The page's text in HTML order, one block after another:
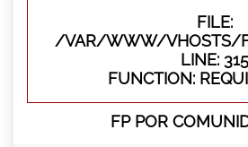
FILE:
/VAR/WWW/VHOSTS/
LINE: 315
FUNCTION:
FP POR